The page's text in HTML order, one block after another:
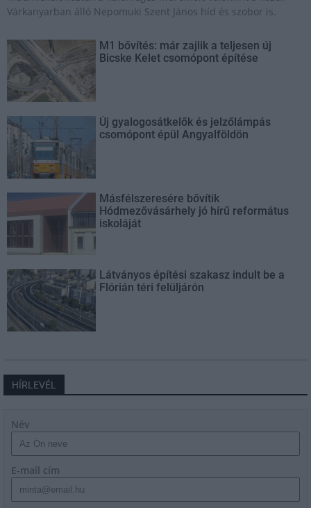
Várkanyarban álló Nepomuki Szent János híd és szobor is.
M1 bővítés: már zajlik a teljesen új
Bicske Kelet csomópont építése
Új gyalogosátkelők és jelzőlámpás
csomópont épül Angyalföldön
Másfélszeresére bővítik
Hódmezővásárhely jó hírű református
iskoláját
Látványos építési szakasz indult be a
Flórián téri felüljárón
HÍRLEVÉL
Név
E-mail cím